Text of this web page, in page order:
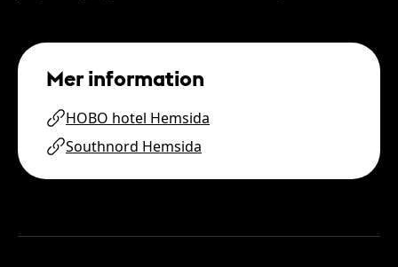
Mer information
HOBO hotel Hemsida
Southnord Hemsida